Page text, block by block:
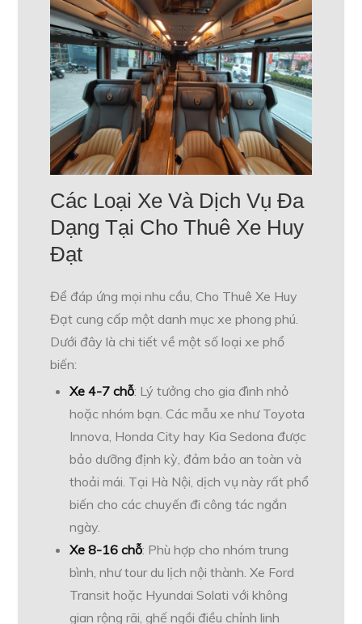
Các Loại Xe Và Dịch Vụ Đa
Dạng Tại Cho Thuê Xe Huy
Đạt
Để đáp ứng mọi nhu cầu, Cho Thuê Xe Huy
Đạt cung cấp một danh mục xe phong phú.
Dưới đây là chi tiết về một số loại xe phổ
biến:
Xe 4-7 chỗ: Lý tưởng cho gia đình nhỏ
hoặc nhóm bạn. Các mẫu xe như Toyota
Innova, Honda City hay Kia Sedona được
bảo dưỡng định kỳ, đảm bảo an toàn và
thoải mái. Tại Hà Nội, dịch vụ này rất phổ
biến cho các chuyến đi công tác ngắn
ngày.
Xe 8-16 chỗ: Phù hợp cho nhóm trung
bình, như tour du lịch nội thành. Xe Ford
Transit hoặc Hyundai Solati với không
gian rộng rãi, ghế ngồi điều chỉnh linh